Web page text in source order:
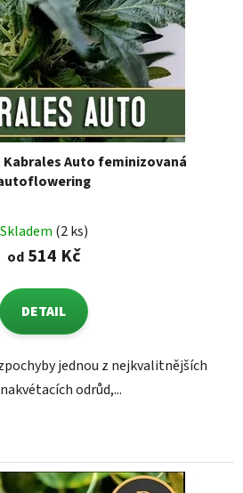
Kabrales Auto feminizovaná
Skladem (2 ks)
od514 Kč
DETAIL
jednou z nejkvalitnějších
odrůd,...